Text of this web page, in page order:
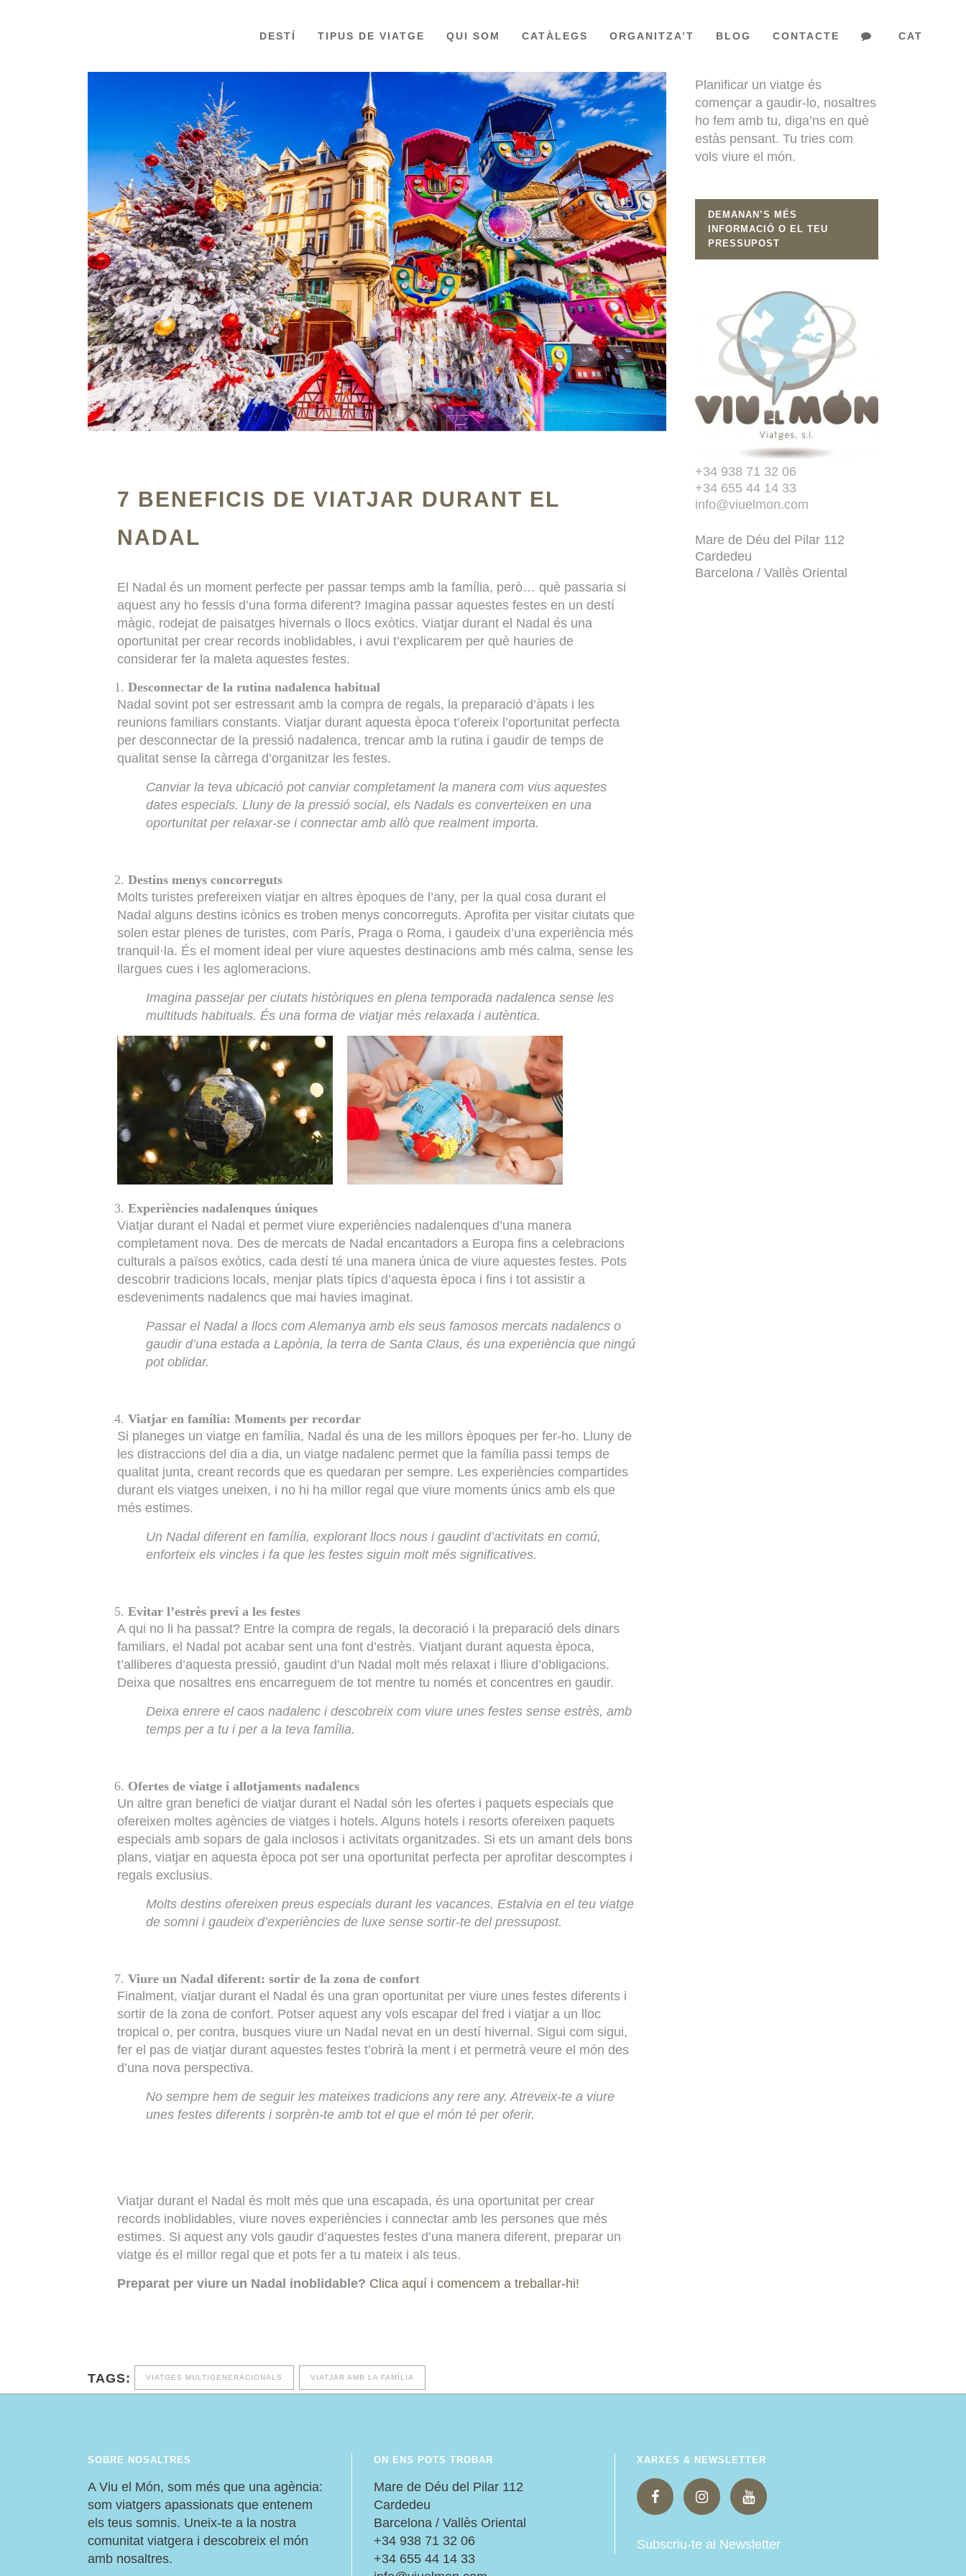
DESTÍ TIPUS DE VIATGE QUI SOM CATÀLEGS ORGANITZA’T BLOG CONTACTE CAT
7 BENEFICIS DE VIATJAR DURANT EL
NADAL
El Nadal és un moment perfecte per passar temps amb la família, però… què passaria si
aquest any ho fessis d’una forma diferent? Imagina passar aquestes festes en un destí
màgic, rodejat de paisatges hivernals o llocs exòtics. Viatjar durant el Nadal és una
oportunitat per crear records inoblidables, i avui t’explicarem per què hauries de
considerar fer la maleta aquestes festes.
Desconnectar de la rutina nadalenca habitual
Nadal sovint pot ser estressant amb la compra de regals, la preparació d’àpats i les
reunions familiars constants. Viatjar durant aquesta època t’ofereix l’oportunitat perfecta
per desconnectar de la pressió nadalenca, trencar amb la rutina i gaudir de temps de
qualitat sense la càrrega d’organitzar les festes.
Canviar la teva ubicació pot canviar completament la manera com vius aquestes
dates especials. Lluny de la pressió social, els Nadals es converteixen en una
oportunitat per relaxar-se i connectar amb allò que realment importa.
Destins menys concorreguts
Molts turistes prefereixen viatjar en altres èpoques de l’any, per la qual cosa durant el
Nadal alguns destins icònics es troben menys concorreguts. Aprofita per visitar ciutats que
solen estar plenes de turistes, com París, Praga o Roma, i gaudeix d’una experiència més
tranquil·la. És el moment ideal per viure aquestes destinacions amb més calma, sense les
llargues cues i les aglomeracions.
Imagina passejar per ciutats històriques en plena temporada nadalenca sense les
multituds habituals. És una forma de viatjar més relaxada i autèntica.
Experiències nadalenques úniques
Viatjar durant el Nadal et permet viure experiències nadalenques d’una manera
completament nova. Des de mercats de Nadal encantadors a Europa fins a celebracions
culturals a països exòtics, cada destí té una manera única de viure aquestes festes. Pots
descobrir tradicions locals, menjar plats típics d’aquesta època i fins i tot assistir a
esdeveniments nadalencs que mai havies imaginat.
Passar el Nadal a llocs com Alemanya amb els seus famosos mercats nadalencs o
gaudir d’una estada a Lapònia, la terra de Santa Claus, és una experiència que ningú
pot oblidar.
Viatjar en família: Moments per recordar
Si planeges un viatge en família, Nadal és una de les millors èpoques per fer-ho. Lluny de
les distraccions del dia a dia, un viatge nadalenc permet que la família passi temps de
qualitat junta, creant records que es quedaran per sempre. Les experiències compartides
durant els viatges uneixen, i no hi ha millor regal que viure moments únics amb els que
més estimes.
Un Nadal diferent en família, explorant llocs nous i gaudint d’activitats en comú,
enforteix els vincles i fa que les festes siguin molt més significatives.
Evitar l’estrès previ a les festes
A qui no li ha passat? Entre la compra de regals, la decoració i la preparació dels dinars
familiars, el Nadal pot acabar sent una font d’estrès. Viatjant durant aquesta època,
t’alliberes d’aquesta pressió, gaudint d’un Nadal molt més relaxat i lliure d’obligacions.
Deixa que nosaltres ens encarreguem de tot mentre tu només et concentres en gaudir.
Deixa enrere el caos nadalenc i descobreix com viure unes festes sense estrès, amb
temps per a tu i per a la teva família.
Ofertes de viatge i allotjaments nadalencs
Un altre gran benefici de viatjar durant el Nadal són les ofertes i paquets especials que
ofereixen moltes agències de viatges i hotels. Alguns hotels i resorts ofereixen paquets
especials amb sopars de gala inclosos i activitats organitzades. Si ets un amant dels bons
plans, viatjar en aquesta època pot ser una oportunitat perfecta per aprofitar descomptes i
regals exclusius.
Molts destins ofereixen preus especials durant les vacances. Estalvia en el teu viatge
de somni i gaudeix d’experiències de luxe sense sortir-te del pressupost.
Viure un Nadal diferent: sortir de la zona de confort
Finalment, viatjar durant el Nadal és una gran oportunitat per viure unes festes diferents i
sortir de la zona de confort. Potser aquest any vols escapar del fred i viatjar a un lloc
tropical o, per contra, busques viure un Nadal nevat en un destí hivernal. Sigui com sigui,
fer el pas de viatjar durant aquestes festes t’obrirà la ment i et permetrà veure el món des
d’una nova perspectiva.
No sempre hem de seguir les mateixes tradicions any rere any. Atreveix-te a viure
unes festes diferents i sorprèn-te amb tot el que el món té per oferir.
Viatjar durant el Nadal és molt més que una escapada, és una oportunitat per crear
records inoblidables, viure noves experiències i connectar amb les persones que més
estimes. Si aquest any vols gaudir d’aquestes festes d’una manera diferent, preparar un
viatge és el millor regal que et pots fer a tu mateix i als teus.
Preparat per viure un Nadal inoblidable? Clica aquí i comencem a treballar-hi!
TAGS: VIATGES MULTIGENERACIONALS VIATJAR AMB LA FAMÍLIA
Planificar un viatge és
començar a gaudir-lo, nosaltres
ho fem amb tu, diga’ns en què
estàs pensant. Tu tries com
vols viure el món.
DEMANAN’S MÉS
INFORMACIÓ O EL TEU
PRESSUPOST
+34 938 71 32 06
+34 655 44 14 33
info@viuelmon.com
Mare de Déu del Pilar 112
Cardedeu
Barcelona / Vallès Oriental
SOBRE NOSALTRES
A Viu el Món, som més que una agència:
som viatgers apassionats que entenem
els teus somnis. Uneix-te a la nostra
comunitat viatgera i descobreix el món
amb nosaltres.
ON ENS POTS TROBAR
Mare de Déu del Pilar 112
Cardedeu
Barcelona / Vallès Oriental
+34 938 71 32 06
+34 655 44 14 33
XARXES & NEWSLETTER
Subscriu-te al Newsletter